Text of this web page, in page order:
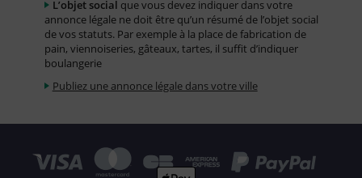
L’objet social que vous devez indiquer dans votre
annonce légale ne doit être qu’un résumé de l’objet social
de vos statuts. Par exemple à la place de fabrication de
pain, viennoiseries, gâteaux, tartes, il suffit d’indiquer
boulangerie
Publiez une annonce légale dans votre ville